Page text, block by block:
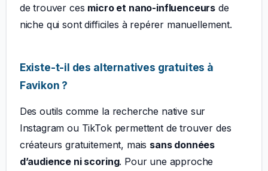
de trouver ces micro et nano-influenceurs de
niche qui sont difficiles à repérer manuellement.
Existe-t-il des alternatives gratuites à
Favikon ?
Des outils comme la recherche native sur
Instagram ou TikTok permettent de trouver des
créateurs gratuitement, mais sans données
d’audience ni scoring. Pour une approche